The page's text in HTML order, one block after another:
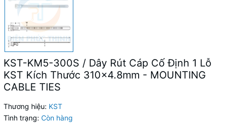
KST-KM5-300S / Dây Rút Cáp Cố Định 1 Lỗ
KST Kích Thước 310x4.8mm - MOUNTING
CABLE TIES
Thương hiệu: KST
Tình trạng: Còn hàng